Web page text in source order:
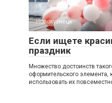
Новокузнецк
Если ищете
праздник
Множество достоинств
оформительского элемента,
использовать их